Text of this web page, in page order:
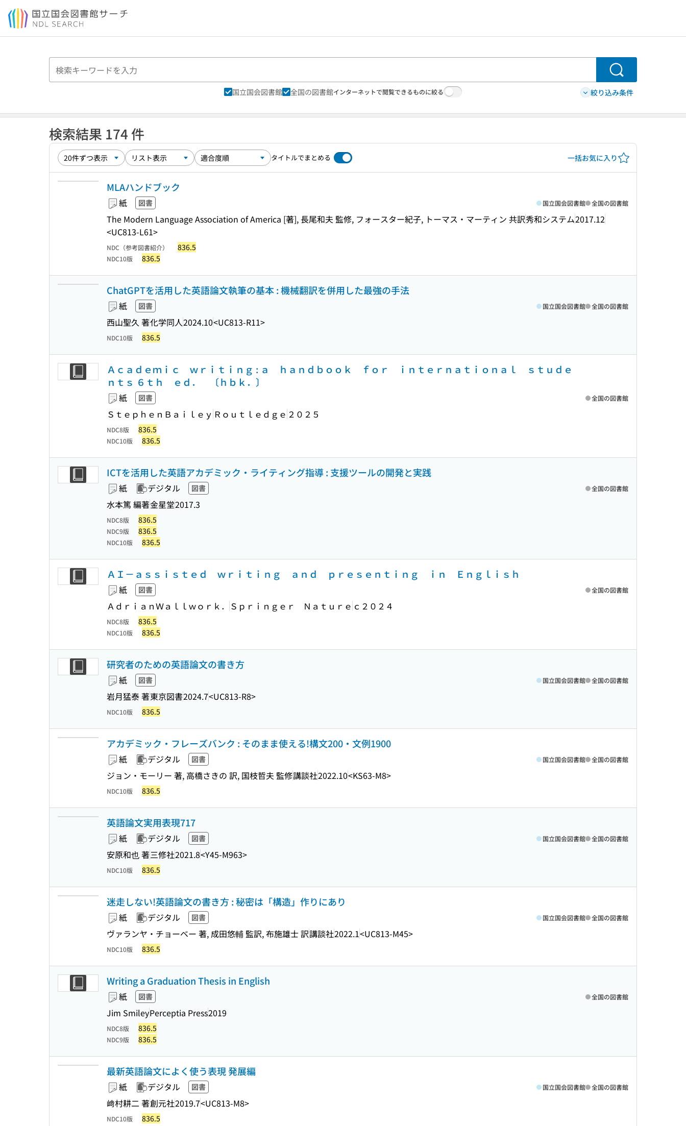
本文へ移動
検索
国立国会図書館 全国の図書館インターネットで閲覧できるものに絞る 絞り込み条件
検索結果 174 件
タイトルでまとめる 一括お気に入り
MLAハンドブック
紙 図書
The Modern Language Association of America [著], 長尾和夫 監修, フォースター紀子, トーマス・マーティン 共訳秀和システム2017.12
<UC813-L61>
国立国会図書館 全国の図書館
NDC（参考図書紹介） 836.5
NDC10版 836.5
ChatGPTを活用した英語論文執筆の基本 : 機械翻訳を併用した最強の手法
紙 図書
西山聖久 著化学同人2024.10<UC813-R11>
国立国会図書館 全国の図書館
NDC10版 836.5
Ａｃａｄｅｍｉｃ ｗｒｉｔｉｎｇ : ａ ｈａｎｄｂｏｏｋ ｆｏｒ ｉｎｔｅｒｎａｔｉｏｎａｌ ｓｔｕｄｅ
ｎｔｓ ６ｔｈ ｅｄ． 〔ｈｂｋ．〕
紙 図書
ＳｔｅｐｈｅｎＢａｉｌｅｙ Ｒｏｕｔｌｅｄｇｅ ２０２５
全国の図書館
NDC8版 836.5
NDC10版 836.5
ICTを活用した英語アカデミック・ライティング指導 : 支援ツールの開発と実践
紙 デジタル 図書
水本篤 編著金星堂2017.3
全国の図書館
NDC8版 836.5
NDC9版 836.5
NDC10版 836.5
ＡＩ－ａｓｓｉｓｔｅｄ ｗｒｉｔｉｎｇ ａｎｄ ｐｒｅｓｅｎｔｉｎｇ ｉｎ Ｅｎｇｌｉｓｈ
紙 図書
ＡｄｒｉａｎＷａｌｌｗｏｒｋ． Ｓｐｒｉｎｇｅｒ Ｎａｔｕｒｅ ｃ２０２４
全国の図書館
NDC8版 836.5
NDC10版 836.5
研究者のための英語論文の書き方
紙 図書
岩月猛泰 著東京図書2024.7<UC813-R8>
国立国会図書館 全国の図書館
NDC10版 836.5
アカデミック・フレーズバンク : そのまま使える!構文200・文例1900
紙 デジタル 図書
ジョン・モーリー 著, 高橋さきの 訳, 国枝哲夫 監修講談社2022.10<KS63-M8>
国立国会図書館 全国の図書館
NDC10版 836.5
英語論文実用表現717
紙 デジタル 図書
安原和也 著三修社2021.8<Y45-M963>
国立国会図書館 全国の図書館
NDC10版 836.5
迷走しない!英語論文の書き方 : 秘密は「構造」作りにあり
紙 デジタル 図書
ヴァランヤ・チョーベー 著, 成田悠輔 監訳, 布施雄士 訳講談社2022.1<UC813-M45>
国立国会図書館 全国の図書館
NDC10版 836.5
Writing a Graduation Thesis in English
紙 図書
Jim SmileyPerceptia Press2019
全国の図書館
NDC8版 836.5
NDC9版 836.5
最新英語論文によく使う表現 発展編
紙 デジタル 図書
﨑村耕二 著創元社2019.7<UC813-M8>
国立国会図書館 全国の図書館
NDC10版 836.5